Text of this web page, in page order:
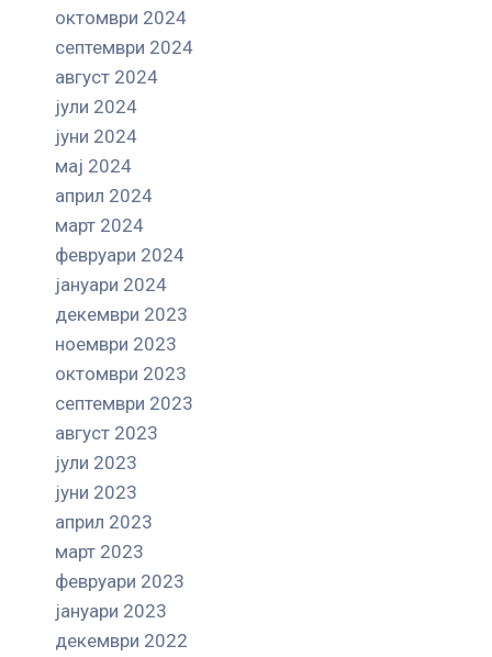
октомври 2024
септември 2024
август 2024
јули 2024
јуни 2024
мај 2024
април 2024
март 2024
февруари 2024
јануари 2024
декември 2023
ноември 2023
октомври 2023
септември 2023
август 2023
јули 2023
јуни 2023
април 2023
март 2023
февруари 2023
јануари 2023
декември 2022